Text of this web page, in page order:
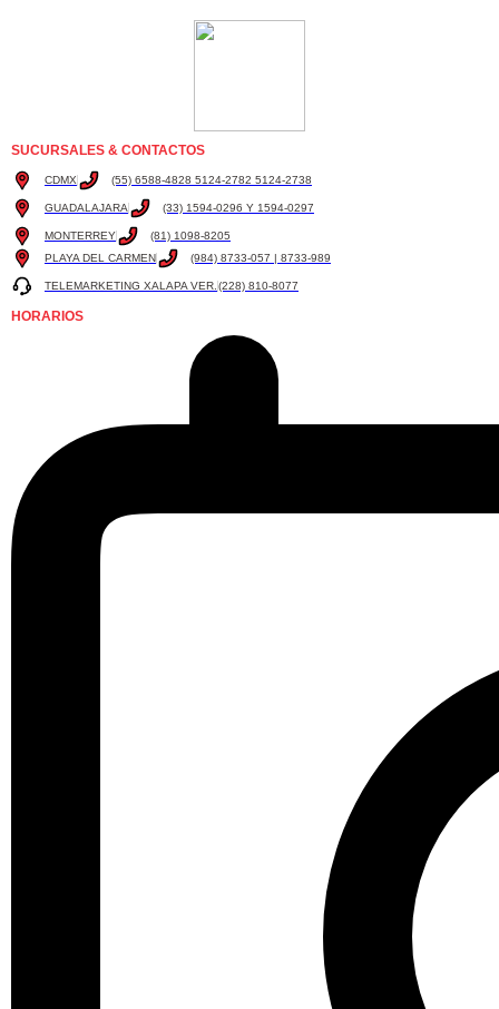
SUCURSALES & CONTACTOS
CDMX (55) 6588-4828 5124-2782 5124-2738
GUADALAJARA (33) 1594-0296 Y 1594-0297
MONTERREY
(81) 1098-8205
PLAYA DEL CARMEN
(984) 8733-057 | 8733-989
TELEMARKETING XALAPA VER.(228) 810-8077
HORARIOS